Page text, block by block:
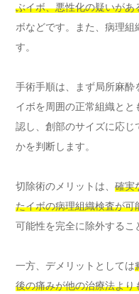
ぶイボ、悪性化の疑いがあ
ボなどです。また、病理組
す。
手術手順は、まず局所麻酔
イボを周囲の正常組織と
認し、創部のサイズに応じ
かを判断します。
切除術のメリットは、 確実
たイボの病理組織検査が可
可能性を完全に除外するこ
一方、デメリットとしては
後の痛みが他の治療法より